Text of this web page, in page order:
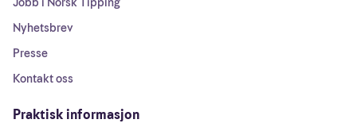
Nyhetsbrev
Presse
Kontakt oss
Praktisk informasjon